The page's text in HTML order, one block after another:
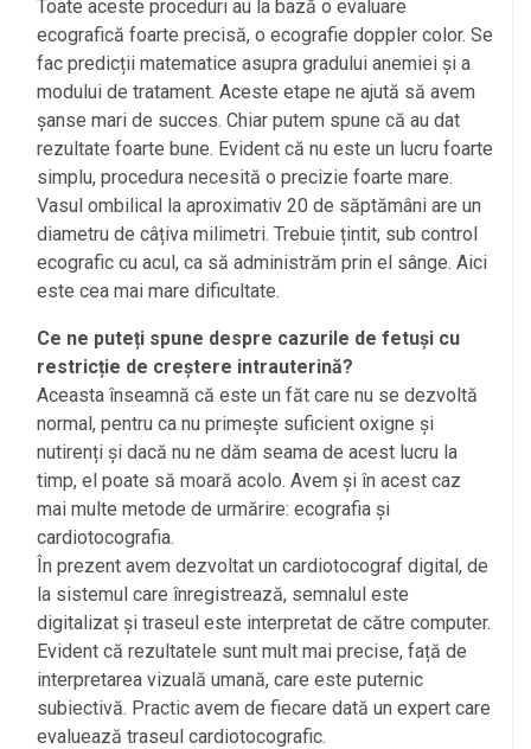
Toate aceste proceduri au la bază o evaluare
ecografică foarte precisă, o ecografie doppler color. Se
fac predicții matematice asupra gradului anemiei și a
modului de tratament. Aceste etape ne ajută să avem
șanse mari de succes. Chiar putem spune că au dat
rezultate foarte bune. Evident că nu este un lucru foarte
simplu, procedura necesită o precizie foarte mare.
Vasul ombilical la aproximativ 20 de săptămâni are un
diametru de câțiva milimetri. Trebuie țintit, sub control
ecografic cu acul, ca să administrăm prin el sânge. Aici
este cea mai mare dificultate.
Ce ne puteți spune despre cazurile de fetuși cu
restricție de creștere intrauterină?
Aceasta înseamnă că este un făt care nu se dezvoltă
normal, pentru ca nu primește suficient oxigne și
nutirenți și dacă nu ne dăm seama de acest lucru la
timp, el poate să moară acolo. Avem și în acest caz
mai multe metode de urmărire: ecografia și
cardiotocografia.
În prezent avem dezvoltat un cardiotocograf digital, de
la sistemul care înregistrează, semnalul este
digitalizat și traseul este interpretat de către computer.
Evident că rezultatele sunt mult mai precise, față de
interpretarea vizuală umană, care este puternic
subiectivă. Practic avem de fiecare dată un expert care
evaluează traseul cardiotocografic.